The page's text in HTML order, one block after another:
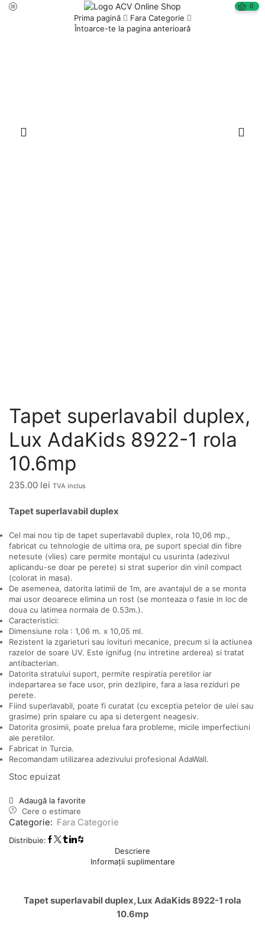
0
Prima pagină
Fara Categorie
Întoarce-te la pagina anterioară
Tapet superlavabil duplex,
Lux AdaKids 8922-1 rola
10.6mp
235.00 lei TVA inclus
Tapet superlavabil duplex
Cel mai nou tip de tapet superlavabil duplex, rola 10,06 mp.,
fabricat cu tehnologie de ultima ora, pe suport special din fibre
netesute (vlies) care permite montajul cu usurinta (adezivul
aplicandu-se doar pe perete) si strat superior din vinil compact
(colorat in masa).
De asemenea, datorita latimii de 1m, are avantajul de a se monta
mai usor deoarece elimina un rost (se monteaza o fasie in loc de
doua cu latimea normala de 0.53m.).
Caracteristici:
Dimensiune rola : 1,06 m. x 10,05 ml.
Rezistent la zgarieturi sau lovituri mecanice, precum si la actiunea
razelor de soare UV. Este ignifug (nu intretine arderea) si tratat
antibacterian.
Datorita stratului suport, permite respiratia peretilor iar
indepartarea se face usor, prin dezlipire, fara a lasa reziduri pe
perete.
Fiind superlavabil, poate fi curatat (cu exceptia petelor de ulei sau
grasime) prin spalare cu apa si detergent neagesiv.
Datorita grosimii, poate prelua fara probleme, micile imperfectiuni
ale peretilor.
Fabricat in Turcia.
Recomandam utilizarea adezivului profesional AdaWall.
Stoc epuizat
Adaugă la favorite
Cere o estimare
Categorie: Fara Categorie
Distribuie:
Descriere
Informații suplimentare
Tapet superlavabil duplex, Lux AdaKids 8922-1 rola
10.6mp